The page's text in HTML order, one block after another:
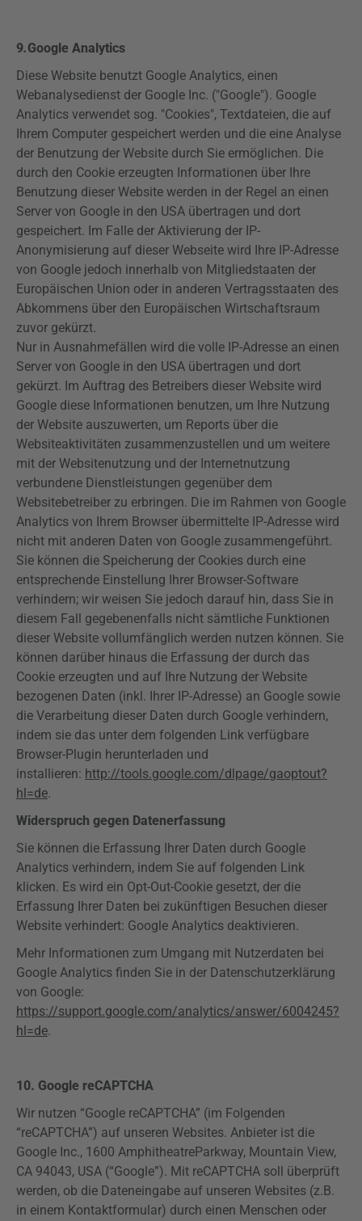
9.Google Analytics
Diese Website benutzt Google Analytics, einen
Webanalysedienst der Google Inc. ("Google"). Google
Analytics verwendet sog. "Cookies", Textdateien, die auf
Ihrem Computer gespeichert werden und die eine Analyse
der Benutzung der Website durch Sie ermöglichen. Die
durch den Cookie erzeugten Informationen über Ihre
Benutzung dieser Website werden in der Regel an einen
Server von Google in den USA übertragen und dort
gespeichert. Im Falle der Aktivierung der IP-
Anonymisierung auf dieser Webseite wird Ihre IP-Adresse
von Google jedoch innerhalb von Mitgliedstaaten der
Europäischen Union oder in anderen Vertragsstaaten des
Abkommens über den Europäischen Wirtschaftsraum
zuvor gekürzt.
Nur in Ausnahmefällen wird die volle IP-Adresse an einen
Server von Google in den USA übertragen und dort
gekürzt. Im Auftrag des Betreibers dieser Website wird
Google diese Informationen benutzen, um Ihre Nutzung
der Website auszuwerten, um Reports über die
Websiteaktivitäten zusammenzustellen und um weitere
mit der Websitenutzung und der Internetnutzung
verbundene Dienstleistungen gegenüber dem
Websitebetreiber zu erbringen. Die im Rahmen von Google
Analytics von Ihrem Browser übermittelte IP-Adresse wird
nicht mit anderen Daten von Google zusammengeführt.
Sie können die Speicherung der Cookies durch eine
entsprechende Einstellung Ihrer Browser-Software
verhindern; wir weisen Sie jedoch darauf hin, dass Sie in
diesem Fall gegebenenfalls nicht sämtliche Funktionen
dieser Website vollumfänglich werden nutzen können. Sie
können darüber hinaus die Erfassung der durch das
Cookie erzeugten und auf Ihre Nutzung der Website
bezogenen Daten (inkl. Ihrer IP-Adresse) an Google sowie
die Verarbeitung dieser Daten durch Google verhindern,
indem sie das unter dem folgenden Link verfügbare
Browser-Plugin herunterladen und
installieren: http://tools.google.com/dlpage/gaoptout?
hl=de.
Widerspruch gegen Datenerfassung
Sie können die Erfassung Ihrer Daten durch Google
Analytics verhindern, indem Sie auf folgenden Link
klicken. Es wird ein Opt-Out-Cookie gesetzt, der die
Erfassung Ihrer Daten bei zukünftigen Besuchen dieser
Website verhindert: Google Analytics deaktivieren.
Mehr Informationen zum Umgang mit Nutzerdaten bei
Google Analytics finden Sie in der Datenschutzerklärung
von Google:
https://support.google.com/analytics/answer/6004245?
hl=de.
10. Google reCAPTCHA
Wir nutzen “Google reCAPTCHA” (im Folgenden
“reCAPTCHA”) auf unseren Websites. Anbieter ist die
Google Inc., 1600 AmphitheatreParkway, Mountain View,
CA 94043, USA (“Google”). Mit reCAPTCHA soll überprüft
werden, ob die Dateneingabe auf unseren Websites (z.B.
in einem Kontaktformular) durch einen Menschen oder